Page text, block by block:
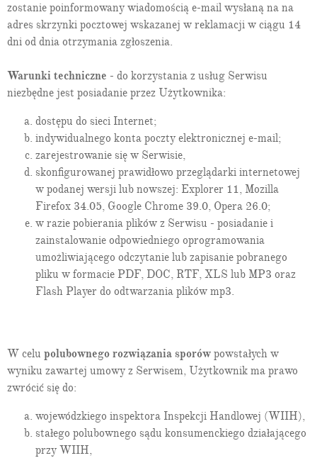
zostanie poinformowany wiadomością e-mail wysłaną na na
adres skrzynki pocztowej wskazanej w reklamacji w ciągu 14
dni od dnia otrzymania zgłoszenia.
Warunki techniczne - do korzystania z usług Serwisu
niezbędne jest posiadanie przez Użytkownika:
dostępu do sieci Internet;
indywidualnego konta poczty elektronicznej e-mail;
zarejestrowanie się w Serwisie,
skonfigurowanej prawidłowo przeglądarki internetowej
w podanej wersji lub nowszej: Explorer 11, Mozilla
Firefox 34.05, Google Chrome 39.0, Opera 26.0;
w razie pobierania plików z Serwisu - posiadanie i
zainstalowanie odpowiedniego oprogramowania
umożliwiającego odczytanie lub zapisanie pobranego
pliku w formacie PDF, DOC, RTF, XLS lub MP3 oraz
Flash Player do odtwarzania plików mp3.
W celu polubownego rozwiązania sporów powstałych w
wyniku zawartej umowy z Serwisem, Użytkownik ma prawo
zwrócić się do:
wojewódzkiego inspektora Inspekcji Handlowej (WIIH),
stałego polubownego sądu konsumenckiego działającego
przy WIIH,